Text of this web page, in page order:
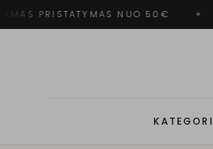
PRISTATYMAS NUO 50€